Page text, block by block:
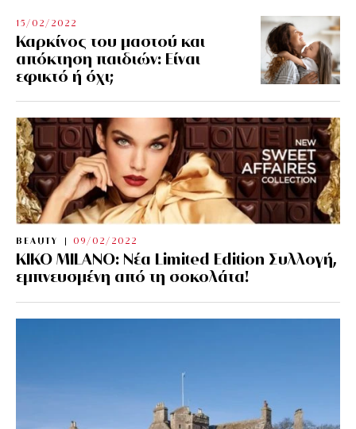
15/02/2022
Καρκίνος του μαστού και
απόκτηση παιδιών: Είναι
εφικτό ή όχι;
BEAUTY 09/02/2022
KIKO MILANO: Νέα Limited Edition Συλλογή,
εμπνευσμένη από τη σοκολάτα!